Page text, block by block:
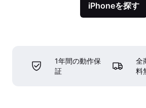
iPhoneを探す
1年間の動作保
証
全
料